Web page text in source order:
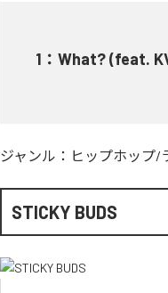
1 ： What? (feat.
ジャンル： ヒップホップ/
STICKY BUDS